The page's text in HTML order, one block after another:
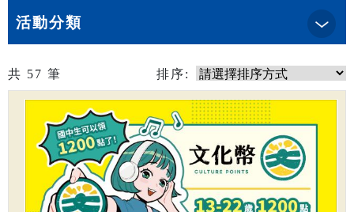
活動分類
共 57 筆 排序: